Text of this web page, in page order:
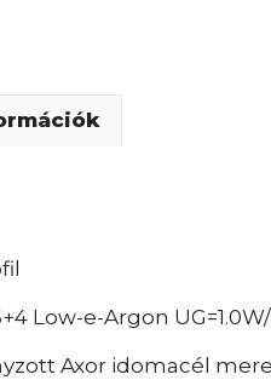
Low-e-Argon
Axor idomacél